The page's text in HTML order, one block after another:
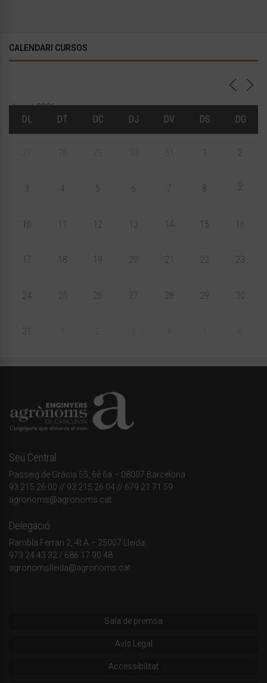
CALENDARI CURSOS
Agost 2026
DL
DT DC DJ DV DS DG
1 2
3 4 5 6 7 8 9
10 11 12 13 14 15 16
17 18 19 20 21 22 23
24 25 26 27 28 29 30
31
Seu Central
Passeig de Gràcia 55, 6è 6a – 08007 Barcelona
93 215 26 00 // 93 215 26 04 // 679 21 71 59
agronoms@agronoms.cat
Delegació
Rambla Ferran 2, 4t A – 25007 Lleida
973 24 43 32 / 686 17 90 48
agronomslleida@agronoms.cat
Sala de premsa
Avís Legal
Accessibilitat